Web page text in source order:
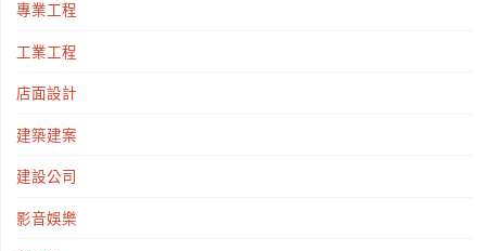
專業工程
工業工程
店面設計
建築建案
建設公司
影音娛樂